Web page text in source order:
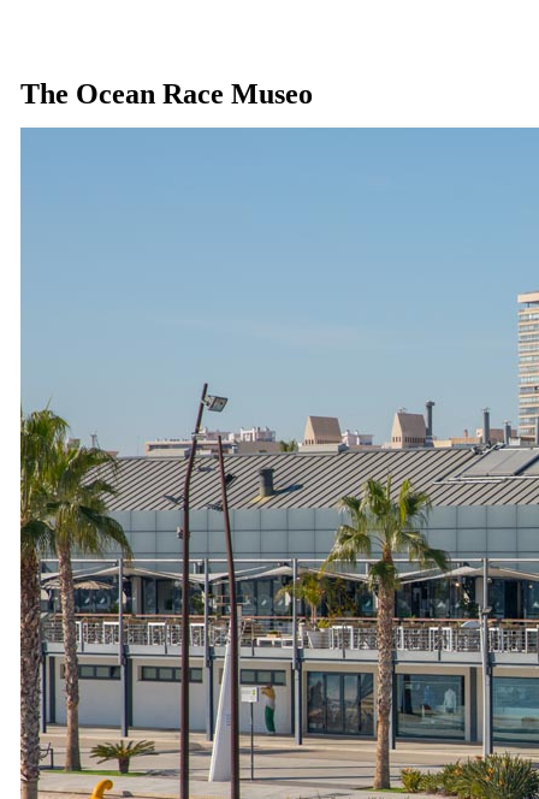
The Ocean Race Museo